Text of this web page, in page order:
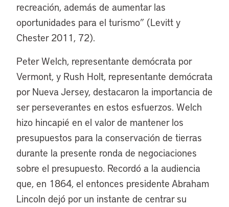
recreación, además de aumentar las
oportunidades para el turismo” (Levitt y
Chester 2011, 72).
Peter Welch, representante demócrata por
Vermont, y Rush Holt, representante demócrata
por Nueva Jersey, destacaron la importancia de
ser perseverantes en estos esfuerzos. Welch
hizo hincapié en el valor de mantener los
presupuestos para la conservación de tierras
durante la presente ronda de negociaciones
sobre el presupuesto. Recordó a la audiencia
que, en 1864, el entonces presidente Abraham
Lincoln dejó por un instante de centrar su